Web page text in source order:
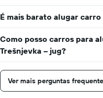
É mais barato alugar
Como posso carros para
Trešnjevka – jug?
Ver mais perguntas